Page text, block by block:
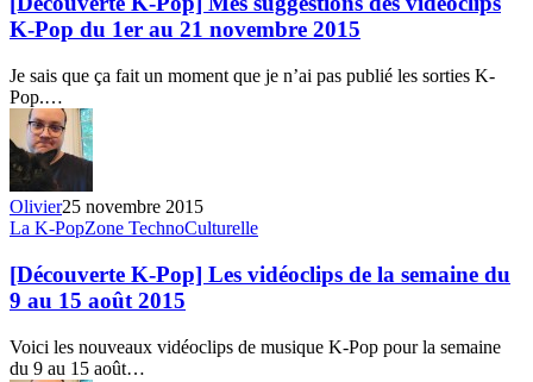
Mes
suggestions
vidéoclips
K-
Pop
du
1er
au
21
novembre
K-Pop du 1er au 21 novembre 2015
Je sais que ça fait un moment que je n’ai pas publié les sorties K-
Pop.…
Olivier25 novembre 2015
[Découverte
Pop]
Les
vidéoclips
la
semaine
La K-PopZone TechnoCulturelle
[Découverte K-Pop] Les vidéoclips de la semaine du
9 au 15 août 2015
Voici les nouveaux vidéoclips de musique K-Pop pour la semaine
du 9 au 15 août…